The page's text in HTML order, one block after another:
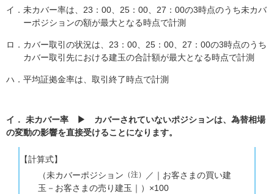
イ． 未カバー率は、23：00、25：00、27：00の3時点のうち未カバ
ーポジションの額が最大となる時点で計測
ロ． カバー取引の状況は、23：00、25：00、27：00の3時点のうち
カバー取引先における建玉の合計額が最大となる時点で計測
ハ． 平均証拠金率は、取引終了時点で計測
イ． 未カバー率 ▶ カバーされていないポジションは、為替相場
の変動の影響を直接受けることになります。
【計算式】
（未カバーポジション （注）
／｜お客さまの買い建
玉－お客さまの売り建玉｜）×100